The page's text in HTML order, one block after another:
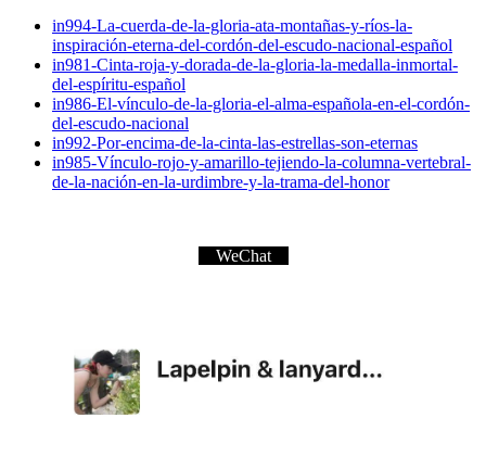
in994-La-cuerda-de-la-gloria-ata-montañas-y-ríos-la-
inspiración-eterna-del-cordón-del-escudo-nacional-español
in981-Cinta-roja-y-dorada-de-la-gloria-la-medalla-inmortal-
del-espíritu-español
in986-El-vínculo-de-la-gloria-el-alma-española-en-el-cordón-
del-escudo-nacional
in992-Por-encima-de-la-cinta-las-estrellas-son-eternas
in985-Vínculo-rojo-y-amarillo-tejiendo-la-columna-vertebral-
de-la-nación-en-la-urdimbre-y-la-trama-del-honor
WeChat